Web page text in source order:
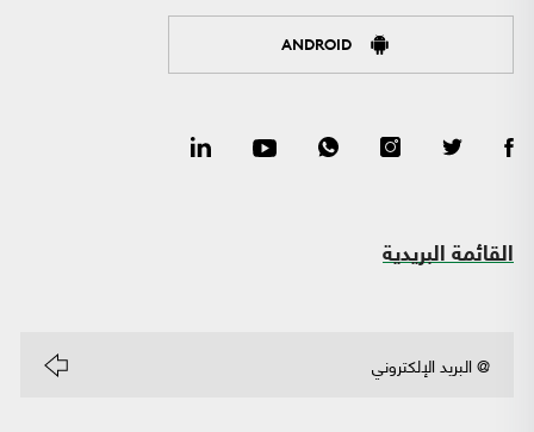
ANDROID
القائمة البريدية